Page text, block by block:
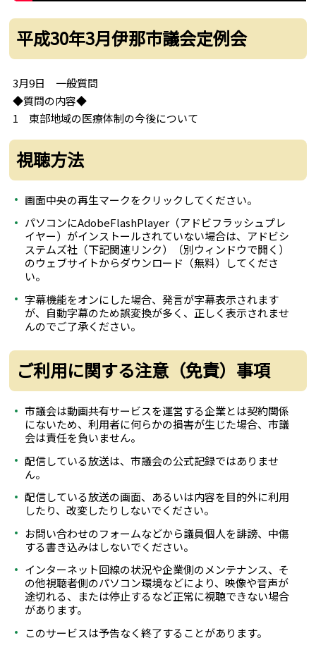
平成30年3月伊那市議会定例会
3月9日 一般質問
◆質問の内容◆
1 東部地域の医療体制の今後について
視聴方法
画面中央の再生マークをクリックしてください。
パソコンにAdobeFlashPlayer（アドビフラッシュプレ
イヤー）がインストールされていない場合は、アドビシ
ステムズ社（下記関連リンク）（別ウィンドウで開く）
のウェブサイトからダウンロード（無料）してくださ
い。
字幕機能をオンにした場合、発言が字幕表示されます
が、自動字幕のため誤変換が多く、正しく表示されませ
んのでご了承ください。
ご利用に関する注意（免責）事項
市議会は動画共有サービスを運営する企業とは契約関係
にないため、利用者に何らかの損害が生じた場合、市議
会は責任を負いません。
配信している放送は、市議会の公式記録ではありませ
ん。
配信している放送の画面、あるいは内容を目的外に利用
したり、改変したりしないでください。
お問い合わせのフォームなどから議員個人を誹謗、中傷
する書き込みはしないでください。
インターネット回線の状況や企業側のメンテナンス、そ
の他視聴者側のパソコン環境などにより、映像や音声が
途切れる、または停止するなど正常に視聴できない場合
があります。
このサービスは予告なく終了することがあります。